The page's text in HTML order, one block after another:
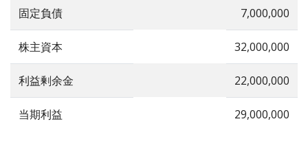
固定負債 7,000,000
株主資本 32,000,000
利益剰余金 22,000,000
当期利益 29,000,000